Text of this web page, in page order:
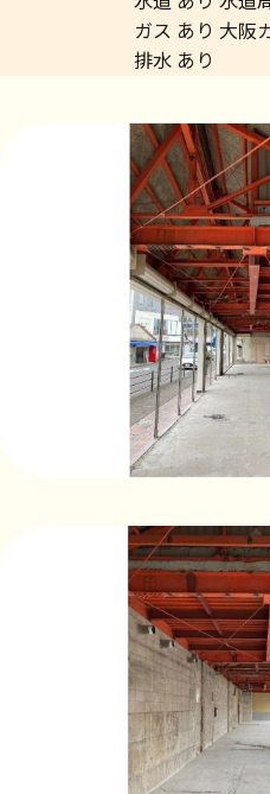
ガス あり 大阪
排水 あり